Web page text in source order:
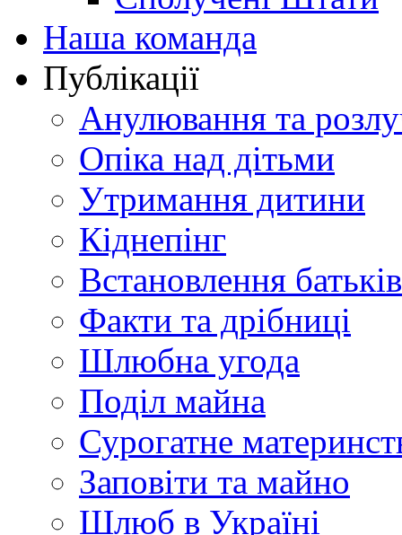
Наша команда
Публікації
Анулювання та
Опіка над дітьми
Утримання дитини
Кіднепінг
Встановлення
Факти та дрібниці
Шлюбна угода
Поділ майна
Сурогатне
Заповіти та майно
Шлюб в Україні